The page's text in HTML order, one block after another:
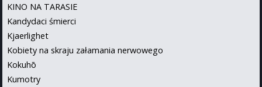
KINO NA TARASIE
Kandydaci śmierci
Kjaerlighet
Kobiety na skraju załamania nerwowego
Kokuhō
Kumotry